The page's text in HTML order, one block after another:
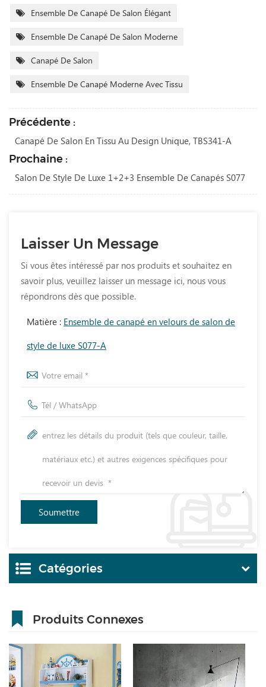
Ensemble De Canapé De Salon Élégant
Ensemble De Canapé De Salon Moderne
Canapé De Salon
Ensemble De Canapé Moderne Avec Tissu
Précédente :
Canapé De Salon En Tissu Au Design Unique, TBS341-A
Prochaine :
Salon De Style De Luxe 1+2+3 Ensemble De Canapés S077
Laisser Un Message
Si vous êtes intéressé par nos produits et souhaitez en
savoir plus, veuillez laisser un message ici, nous vous
répondrons dès que possible.
Matière : Ensemble de canapé en velours de salon de
style de luxe S077-A
Catégories
Produits Connexes